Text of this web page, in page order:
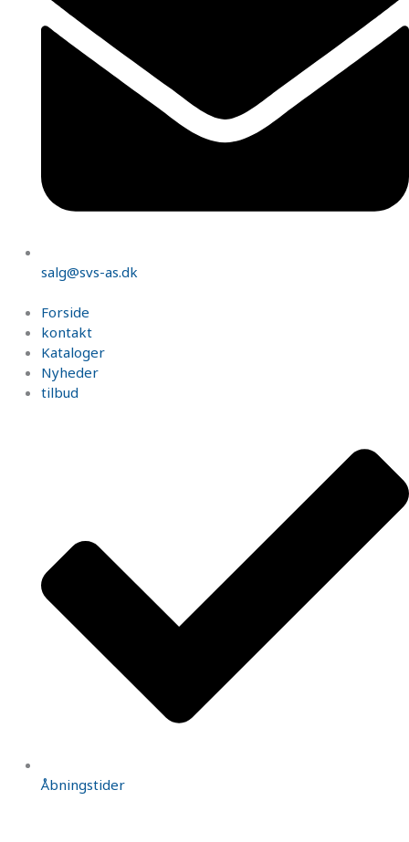
salg@svs-as.dk
Forside
kontakt
Kataloger
Nyheder
tilbud
Åbningstider